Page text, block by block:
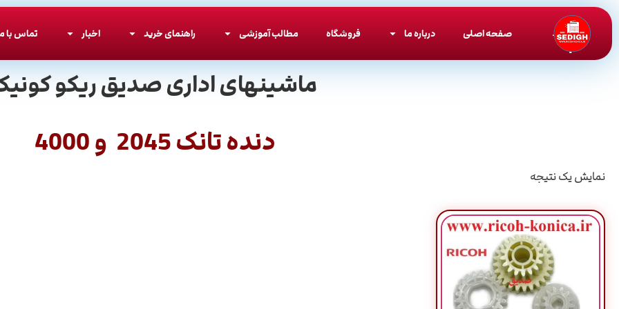
صفحه اصلی درباره ما فروشگاه مطالب آموزشی راهنمای خرید اخبار تماس با
ماشینهای اداری صدیق ریکو
دنده تانک 2045 و 4000
نمایش یک نتیجه